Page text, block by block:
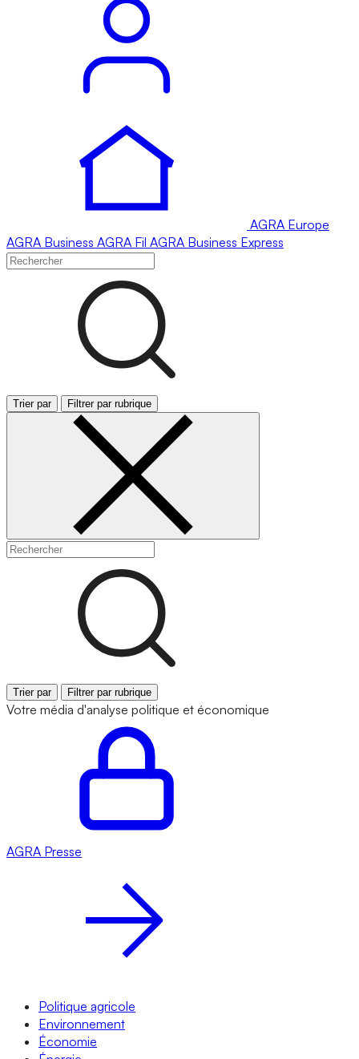
AGRA Europe
AGRA Business AGRA Fil AGRA Business Express
Trier par Filtrer par rubrique
Trier par Filtrer par rubrique
Votre média d'analyse politique et économique
AGRA Presse
Politique agricole
Environnement
Économie